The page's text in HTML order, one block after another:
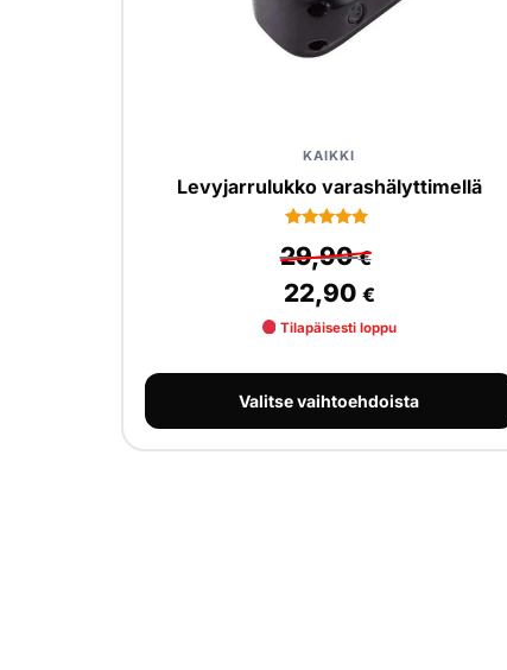
KAIKKI
Levyjarrulukko varashälyttimellä
5.00
5:stä
perustuen
asiakkaan
29,90€
22,90 €
Tilapäisesti loppu
Valitse vaihtoehdoista